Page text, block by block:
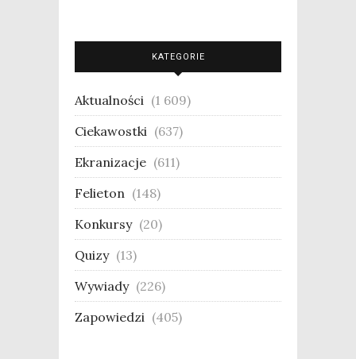
KATEGORIE
Aktualności (1 609)
Ciekawostki (637)
Ekranizacje (611)
Felieton (148)
Konkursy (20)
Quizy (13)
Wywiady (226)
Zapowiedzi (405)